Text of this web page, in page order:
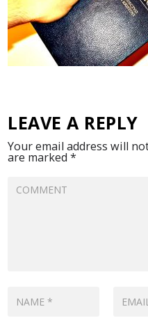
LEAVE A REPLY
Your email address will
are marked*